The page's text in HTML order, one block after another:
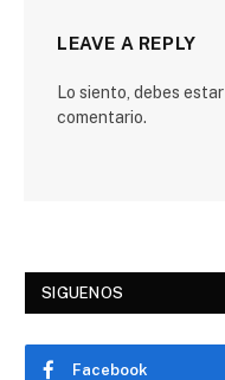
LEAVE A REPLY
Lo siento, debes estar
comentario.
SIGUENOS
Facebook